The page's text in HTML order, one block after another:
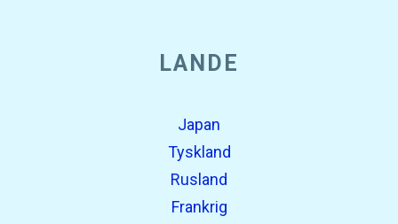
LANDE
Japan
Tyskland
Rusland
Frankrig